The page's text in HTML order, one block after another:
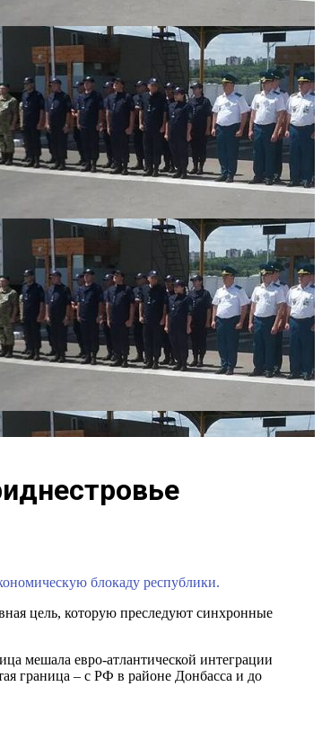
блокаду республики.
цель, которую преследуют синхронные
мешала евро-атлантической интеграции
граница – с РФ в районе Донбасса и до